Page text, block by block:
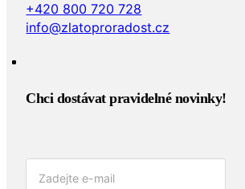
+420 800 720 728
info@zlatoproradost.cz
Chci dostávat pravidelné novinky!​